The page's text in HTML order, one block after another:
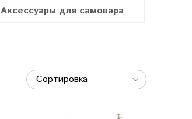
Аксессуары для самовара